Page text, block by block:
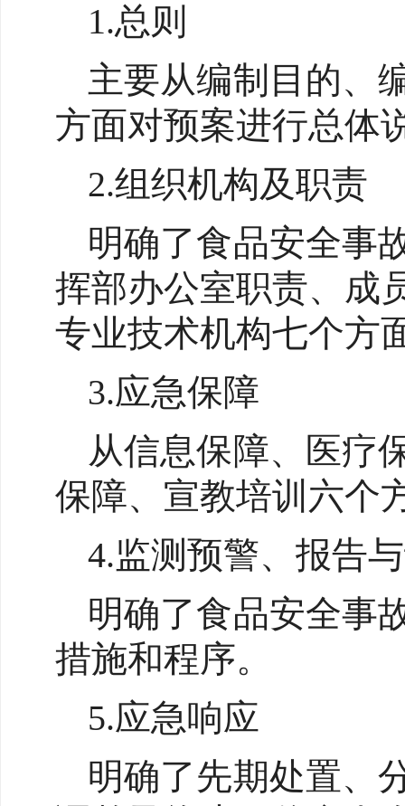
1.总则
主要从编制目的、
方面对预案进行总体
2.组织机构及职责
明确了食品安全事
挥部办公室职责、成
专业技术机构七个方
3.应急保障
从信息保障、医疗
保障、宣教培训六个
4.监测预警、报告
明确了食品安全事
措施和程序。
5.应急响应
明确了先期处置、